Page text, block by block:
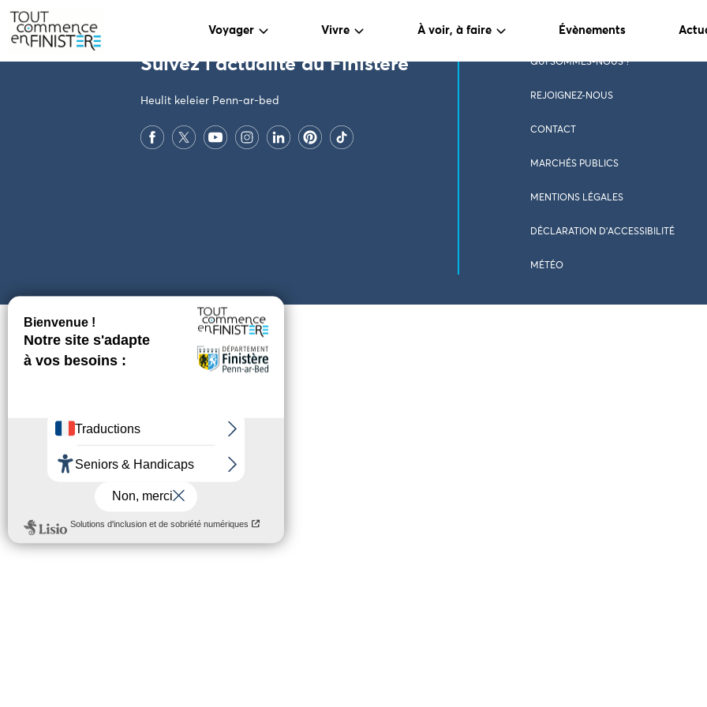
Voyager Vivre À voir, à faire Évènements
Suivez l'actualité du Finistère
Heulit keleier Penn-ar-bed
QUI SOMMES-NOUS ?
REJOIGNEZ-NOUS
CONTACT
MARCHÉS PUBLICS
MENTIONS LÉGALES
DÉCLARATION D’ACCESSIBILITÉ
MÉTÉO